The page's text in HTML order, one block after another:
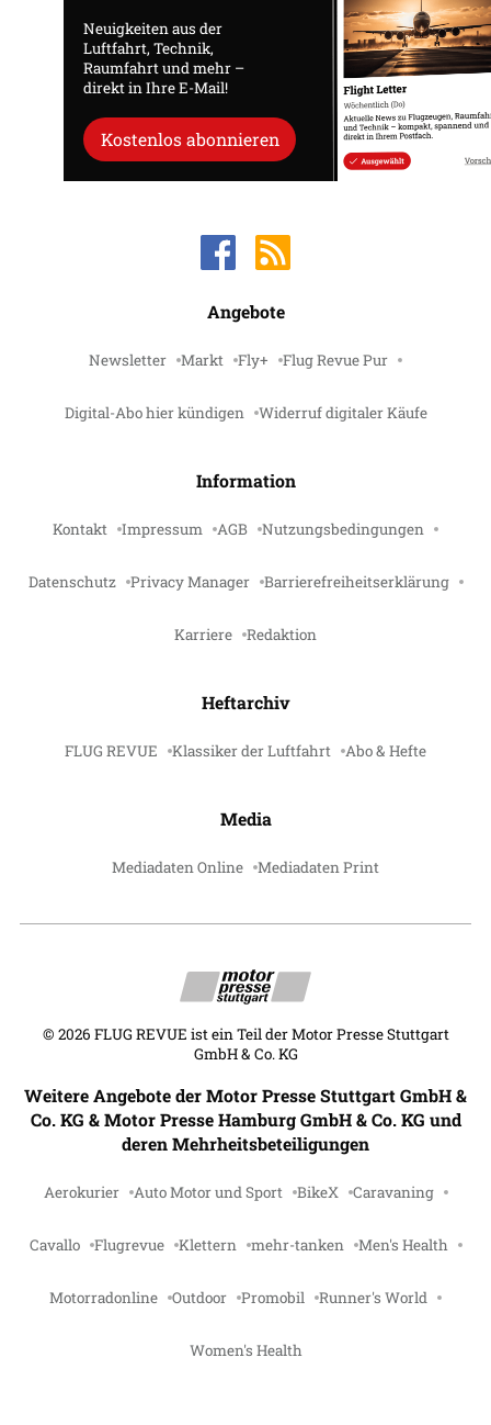
Neuigkeiten aus der
Luftfahrt, Technik,
Raumfahrt und mehr –
direkt in Ihre E-Mail!
Kostenlos abonnieren
Angebote
Newsletter Markt Fly+ Flug Revue Pur
Digital-Abo hier kündigen Widerruf digitaler Käufe
Information
Kontakt Impressum AGB Nutzungsbedingungen
Datenschutz Privacy Manager Barrierefreiheitserklärung
Karriere Redaktion
Heftarchiv
FLUG REVUE Klassiker der Luftfahrt Abo & Hefte
Media
Mediadaten Online Mediadaten Print
© 2026 FLUG REVUE ist ein Teil der Motor Presse Stuttgart
GmbH & Co. KG
Weitere Angebote der Motor Presse Stuttgart GmbH &
Co. KG & Motor Presse Hamburg GmbH & Co. KG und
deren Mehrheitsbeteiligungen
Aerokurier Auto Motor und Sport BikeX Caravaning
Cavallo Flugrevue Klettern mehr-tanken Men's Health
Motorradonline Outdoor Promobil Runner's World
Women's Health